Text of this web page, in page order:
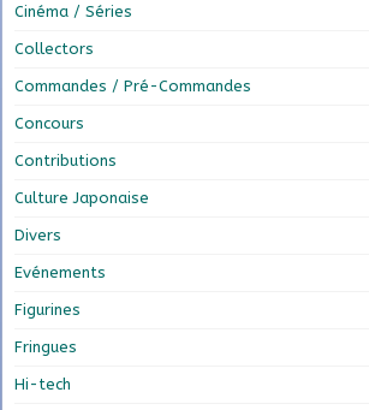
Cinéma / Séries
Collectors
Commandes / Pré-Commandes
Concours
Contributions
Culture Japonaise
Divers
Evénements
Figurines
Fringues
Hi-tech